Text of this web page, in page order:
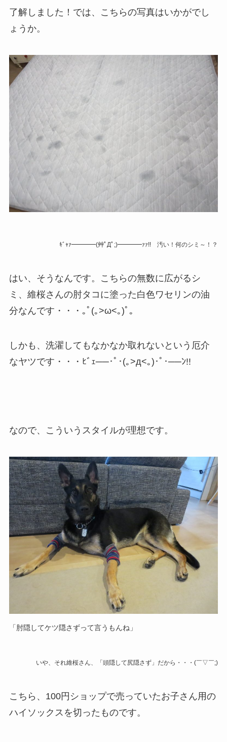
了解しました！では、こちらの写真はいかがでし
ょうか。
ｷﾞｬｧ━━━━(艸ﾟДﾟ;)━━━━ｧｧ!! 汚い！何のシミ～！？
はい、そうなんです。こちらの無数に広がるシ
ミ、維桜さんの肘タコに塗った白色ワセリンの油
分なんです・・・｡ﾟ(｡>ω<｡)ﾟ｡
しかも、洗濯してもなかなか取れないという厄介
なヤツです・・・ﾋﾞｪ──･ﾟ･(｡>д<｡)･ﾟ･──ﾝ!!
なので、こういうスタイルが理想です。
「肘隠してケツ隠さずって言うもんね」
いや、それ維桜さん、「頭隠して尻隠さず」だから・・・(￣▽￣;)
こちら、100円ショップで売っていたお子さん用の
ハイソックスを切ったものです。